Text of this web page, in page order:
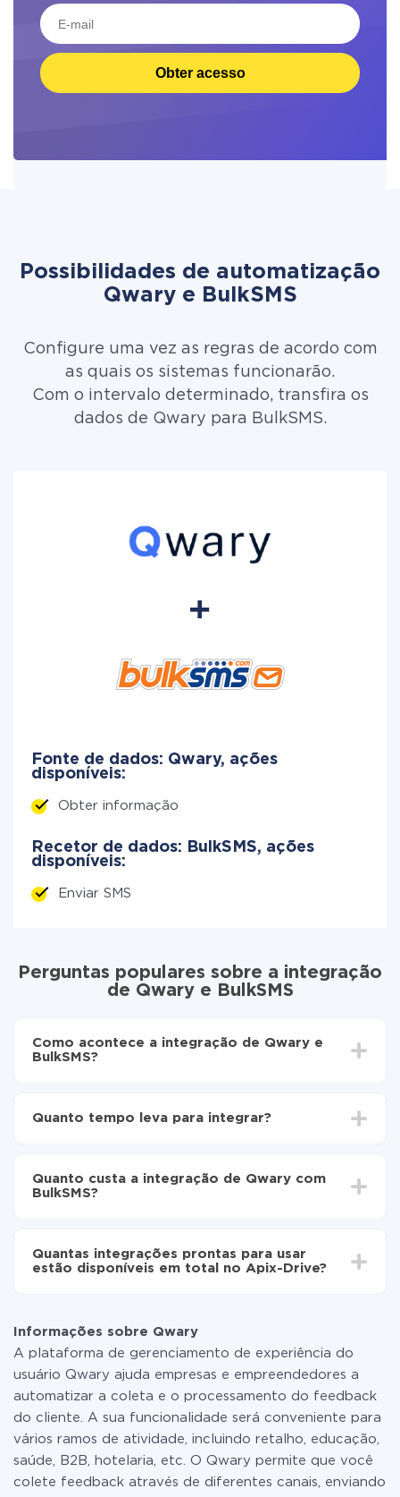
Obter acesso
Possibilidades de automatização
Qwary e BulkSMS
Configure uma vez as regras de acordo com
as quais os sistemas funcionarão.
Com o intervalo determinado, transfira os
dados de Qwary para BulkSMS.
Fonte de dados: Qwary, ações
disponíveis:
Obter informação
Recetor de dados: BulkSMS, ações
disponíveis:
Enviar SMS
Perguntas populares sobre a integração
de Qwary e BulkSMS
Como acontece a integração de Qwary e
BulkSMS?
BulkSMS
automaticamente de Qwary para BulkSMS
Quanto tempo leva para integrar?
30 minutos. Em média, a configuração leva de 10 a 15
minutos.
Quanto custa a integração de Qwary com
BulkSMS?
as tarifas. Você paga apenas pela quantidade de
dados que é realmente transferida de um de seus
ou mudar para um de pago, se necessário. Mais
detalhes sobre tarifas.
Quantas integrações prontas para usar
estão disponíveis em total no Apix-Drive?
Informações sobre Qwary
A plataforma de gerenciamento de experiência do
usuário Qwary ajuda empresas e empreendedores a
automatizar a coleta e o processamento do feedback
do cliente. A sua funcionalidade será conveniente para
vários ramos de atividade, incluindo retalho, educação,
saúde, B2B, hotelaria, etc. O Qwary permite que você
colete feedback através de diferentes canais, enviando